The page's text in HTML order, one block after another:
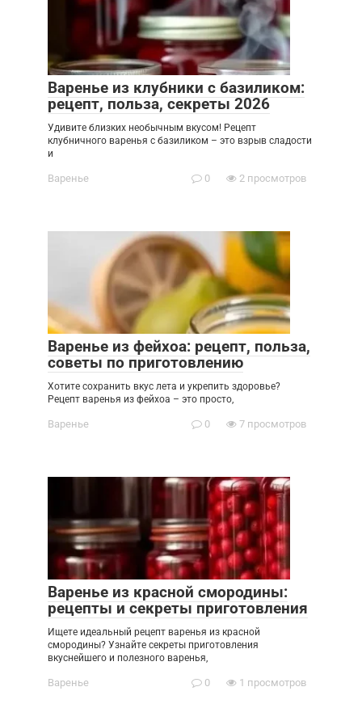
Варенье из клубники с базиликом:
рецепт, польза, секреты 2026
Удивите близких необычным вкусом! Рецепт
клубничного варенья с базиликом – это взрыв сладости
и
Варенье 0 2 просмотров
Варенье из фейхоа: рецепт, польза,
советы по приготовлению
Хотите сохранить вкус лета и укрепить здоровье?
Рецепт варенья из фейхоа – это просто,
Варенье 0 7 просмотров
Варенье из красной смородины:
рецепты и секреты приготовления
Ищете идеальный рецепт варенья из красной
смородины? Узнайте секреты приготовления
вкуснейшего и полезного варенья,
Варенье 0 1 просмотров